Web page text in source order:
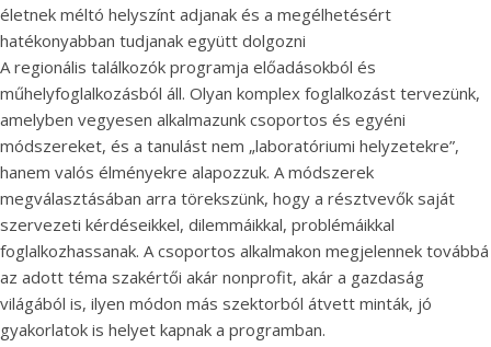
életnek méltó helyszínt adjanak és a megélhetésért
hatékonyabban tudjanak együtt dolgozni
A regionális találkozók programja előadásokból és
műhelyfoglalkozásból áll. Olyan komplex foglalkozást tervezünk,
amelyben vegyesen alkalmazunk csoportos és egyéni
módszereket, és a tanulást nem „laboratóriumi helyzetekre”,
hanem valós élményekre alapozzuk. A módszerek
megválasztásában arra törekszünk, hogy a résztvevők saját
szervezeti kérdéseikkel, dilemmáikkal, problémáikkal
foglalkozhassanak. A csoportos alkalmakon megjelennek továbbá
az adott téma szakértői akár nonprofit, akár a gazdaság
világából is, ilyen módon más szektorból átvett minták, jó
gyakorlatok is helyet kapnak a programban.